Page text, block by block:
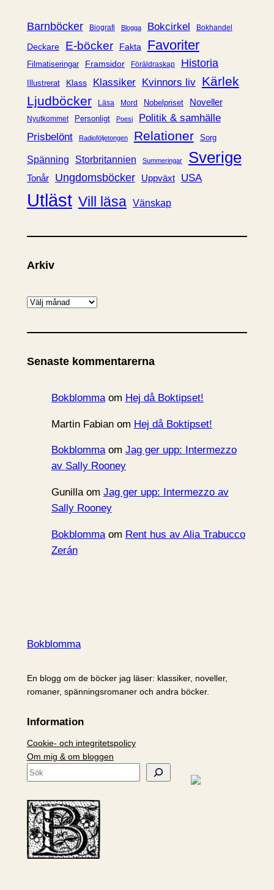
rBarnböcker Biografi Blogga Bokcirkel Bokhandel
Deckare E-böcker Fakta Favoriter
Filmatiseringar Framsidor Föräldraskap Historia
Illustrerat Klass Klassiker Kvinnors liv Kärlek
Ljudböcker
Läsa Mord Nobelpriset Noveller
Nyutkommet Personligt Poesi
Politik & samhälle
Prisbelönt
Radioföljetongen Relationer Sorg
Spänning Storbritannien Summeringar Sverige
Tonår Ungdomsböcker Uppväxt USA
Utläst Vill läsa Vänskap
Arkiv
A
k
v
Senaste kommentarerna
Bokblommaom Hej då Boktipset!
Martin Fabianom Hej då Boktipset!
Bokblommaom Jag ger upp: Intermezzo
av Sally Rooney
Gunillaom Jag ger upp: Intermezzo av
Sally Rooney
Bokblommaom Rent hus av Alia Trabucco
Zerán
Bokblomma
En blogg om de böcker jag läser: klassiker, noveller,
romaner, spänningsromaner och andra böcker.
Information
Cookie- och integritetspolicy
Om mig & om bloggen
S
k